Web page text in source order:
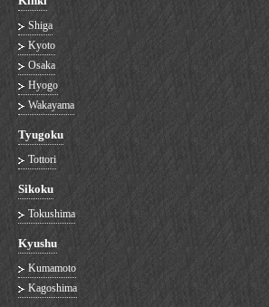
Shiga
Kyoto
Osaka
Hyogo
Wakayama
Tyugoku
Tottori
Sikoku
Tokushima
Kyushu
Kumamoto
Kagoshima